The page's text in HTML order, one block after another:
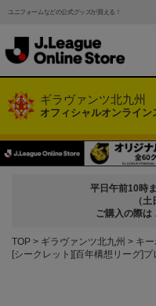
ユニフォームなどの公式グッズが買える！
ギラヴァンツ北九州
オフィシャルオンライン
平日午前10時
（
ご購入の際は
TOP ギラヴァンツ北九州
キ
[シークレット][百年構想リーグ]